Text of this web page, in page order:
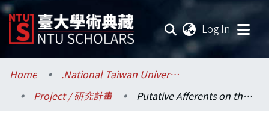
Log In
Communities & Collections
Research Outputs
Home
.National Taiwan University / 國立臺灣大學
Project / 研究計畫
Putative Afferents on the Glycine-Immunoreactive Neurons in the Rat Cuneate Nucleus